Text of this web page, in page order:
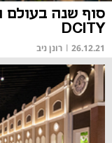
סוף שנה בעולם
DCITY
26.12.21
| רונן ניב